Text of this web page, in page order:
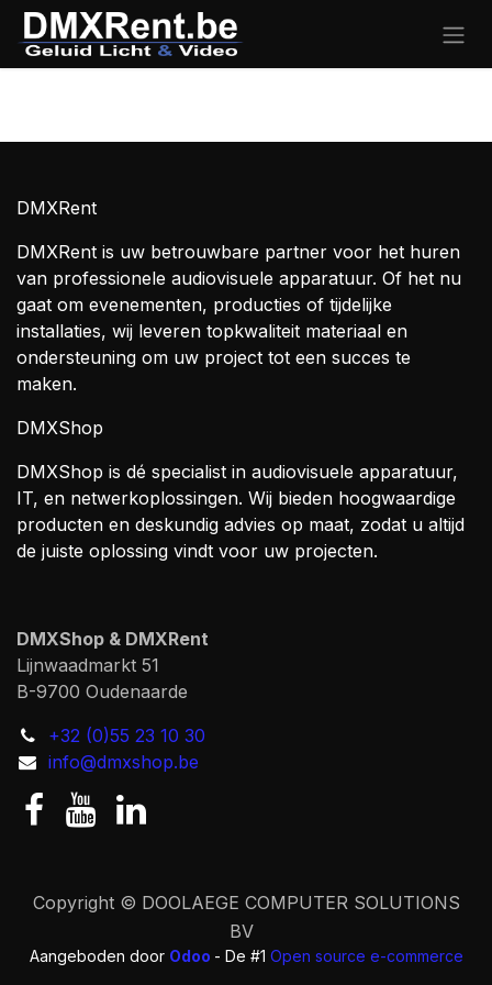
Overslaan naar inhoud
DMXRent
DMXRent is uw betrouwbare partner voor het huren
van professionele audiovisuele apparatuur. Of het nu
gaat om evenementen, producties of tijdelijke
installaties, wij leveren topkwaliteit materiaal en
ondersteuning om uw project tot een succes te
maken.
DMXShop
DMXShop is dé specialist in audiovisuele apparatuur,
IT, en netwerkoplossingen. Wij bieden hoogwaardige
producten en deskundig advies op maat, zodat u altijd
de juiste oplossing vindt voor uw projecten.
DMXShop & DMXRent
Lijnwaadmarkt 51
B-9700 Oudenaarde
+32 (0)55 23 10 30
info@dmxshop.be
Copyright © DOOLAEGE COMPUTER SOLUTIONS
BV
Aangeboden door Odoo - De #1 Open source e-commerce